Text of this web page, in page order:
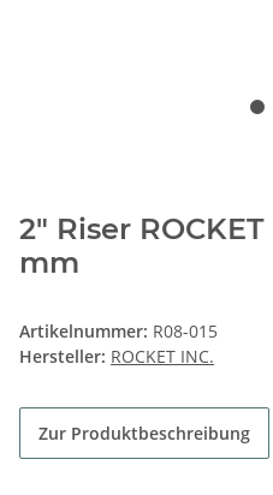
2" Riser
mm
Artikelnummer: R08-015
Hersteller: ROCKET INC.
Zur Produktbeschreibung